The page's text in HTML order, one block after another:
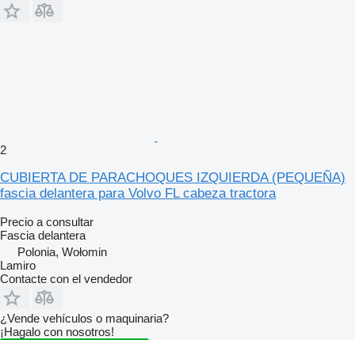
2
CUBIERTA DE PARACHOQUES IZQUIERDA (PEQUEÑA)
fascia delantera para Volvo FL cabeza tractora
Precio a consultar
Fascia delantera
Polonia, Wołomin
Lamiro
Contacte con el vendedor
¿Vende vehículos o maquinaria?
¡Hagalo con nosotros!